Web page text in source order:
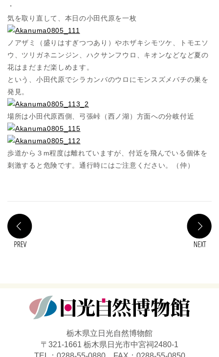
・
気を取り直して、本日の小田代原を一枚
ノアザミ（盛りはすぎつつあり）やホザキシモツケ、トモエソ
ウ、ツリガネニンジン、ハクサンフウロ、キオンなどなど夏の
花はまだまだ楽しめます。
という、小田代原でシラカンバのウロにモンスズメバチの巣を
発見。
場所は小田代原西側、弓張峠（西ノ湖）方面への分岐付近
歩道から３m程度は離れていますが、付近を飛んでいる個体を
刺激すると危険です。通行時にはご注意ください。（仲）
栃木県立日光自然博物館
〒321-1661 栃木県日光市中宮祠2480-1